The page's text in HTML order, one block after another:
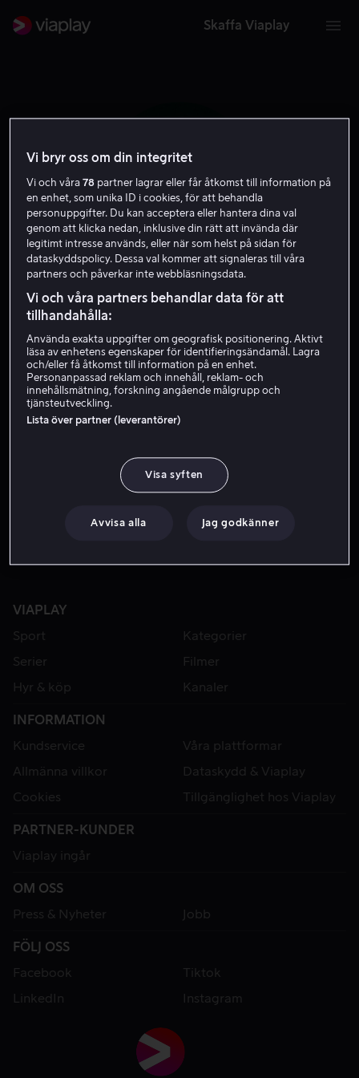
Skaffa Viaplay
Matt Murphy
VIAPLAY
Sport
Kategorier
Serier
Filmer
Hyr & köp
Kanaler
INFORMATION
Kundservice
Våra plattformar
Allmänna villkor
Dataskydd & Viaplay
Cookies
Tillgänglighet hos Viaplay
PARTNER-KUNDER
Viaplay ingår
OM OSS
Press & Nyheter
Jobb
FÖLJ OSS
Facebook
Tiktok
LinkedIn
Instagram
Vi bryr oss om din integritet
Vi och våra78 partner lagrar eller får åtkomst till information på
en enhet, som unika ID i cookies, för att behandla
personuppgifter. Du kan acceptera eller hantera dina val
genom att klicka nedan, inklusive din rätt att invända där
legitimt intresse används, eller när som helst på sidan för
dataskyddspolicy. Dessa val kommer att signaleras till våra
partners och påverkar inte webbläsningsdata.
Vi och våra partners behandlar data för att
tillhandahålla:
Använda exakta uppgifter om geografisk positionering. Aktivt
läsa av enhetens egenskaper för identifieringsändamål. Lagra
och/eller få åtkomst till information på en enhet.
Personanpassad reklam och innehåll, reklam- och
innehållsmätning, forskning angående målgrupp och
tjänsteutveckling.
Lista över partner (leverantörer)
Visa syften
Avvisa alla Jag godkänner